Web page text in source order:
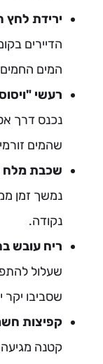
ירידת לחץ
הדיירים
המים
רעשי
נכנס דרך
שהמים
שכבת מלח
נמשך זמן
נקודה.
ריח עובש
שעלול
שסביבו יקר
קפיצות
קטנה